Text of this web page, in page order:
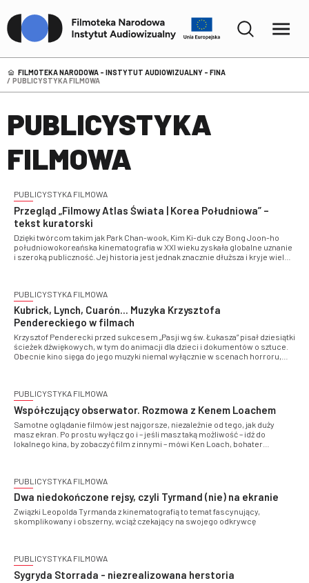
FILMOTEKA NARODOWA – INSTYTUT AUDIOWIZUALNY - FINA
PUBLICYSTYKA FILMOWA
PUBLICYSTYKA
FILMOWA
PUBLICYSTYKA FILMOWA
Przegląd „Filmowy Atlas Świata | Korea Południowa” –
tekst kuratorski
Dzięki twórcom takim jak Park Chan-wook, Kim Ki-duk czy Bong Joon-ho
południowokoreańska kinematografia w XXI wieku zyskała globalne uznanie
i szeroką publiczność. Jej historia jest jednak znacznie dłuższa i kryje wiele
PUBLICYSTYKA FILMOWA
Kubrick, Lynch, Cuarón... Muzyka Krzysztofa
Pendereckiego w filmach
Krzysztof Penderecki przed sukcesem „Pasji wg św. Łukasza” pisał dziesiątki
ścieżek dźwiękowych, w tym do animacji dla dzieci i dokumentów o sztuce.
Obecnie kino sięga do jego muzyki niemal wyłącznie w scenach horroru,
PUBLICYSTYKA FILMOWA
Współczujący obserwator. Rozmowa z Kenem Loachem
Samotne oglądanie filmów jest najgorsze, niezależnie od tego, jak duży
masz ekran. Po prostu wyłącz go i – jeśli masz taką możliwość – idź do
lokalnego kina, by zobaczyć film z innymi – mówi Ken Loach, bohater
PUBLICYSTYKA FILMOWA
Dwa niedokończone rejsy, czyli Tyrmand (nie) na ekranie
Związki Leopolda Tyrmanda z kinematografią to temat fascynujący,
skomplikowany i obszerny, wciąż czekający na swojego odkrywcę
PUBLICYSTYKA FILMOWA
Sygryda Storrada - niezrealizowana herstoria